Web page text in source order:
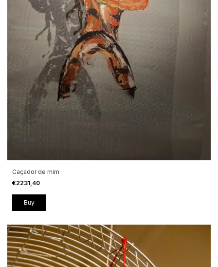
Caçador de mim
€2231,40